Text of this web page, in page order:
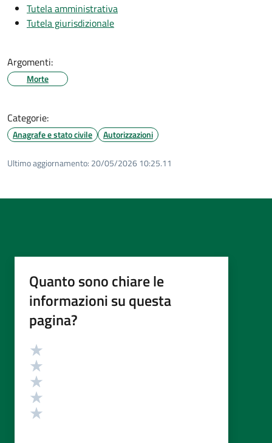
Tutela amministrativa
Tutela giurisdizionale
Argomenti:
Morte
Categorie:
Anagrafe e stato civile Autorizzazioni
Ultimo aggiornamento: 20/05/2026 10:25.11
Quanto sono chiare le
informazioni su questa
pagina?
Valutazione